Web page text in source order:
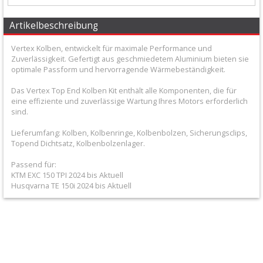
Filter
&
Schmierstoffe
Hebel
/
Armaturen
Kühlung
Protection
Artikelbeschreibung
Vertex Kolben, entwickelt für maximale Performance und
Zuverlässigkeit. Gefertigt aus geschmiedetem Aluminium bieten sie
optimale Passform und hervorragende Wärmebeständigkeit.
Das Vertex Top End Kolben Kit enthält alle Komponenten, die für
eine effiziente und zuverlässige Wartung Ihres Motors erforderlich
sind.
Lieferumfang: Kolben, Kolbenringe, Kolbenbolzen, Sicherungsclips,
Topend Dichtsatz, Kolbenbolzenlager.
Passend für:
KTM EXC 150 TPI 2024 bis Aktuell
Husqvarna TE 150i 2024 bis Aktuell